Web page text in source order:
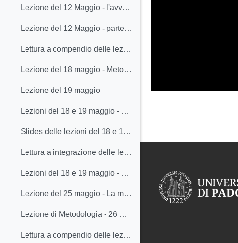
Lezione del 12 Maggio - l'avvocato e la negoziazione, parte 1 - dialogo con i professionisti II
Lezione del 12 Maggio - parte II - L'avvocato e la negoziazione
Lettura a compendio delle lezioni del 11 e 12 maggio sul Negoziato
Lezione del 18 maggio - Metodologia del Diritto
Lezione del 19 maggio
Lezioni del 18 e 19 maggio - Lettura: Analisi del Conflitto tratta da "Concordare la Norma"
Slides delle lezioni del 18 e 19 maggio
Lettura a integrazione delle lezioni del 18 e 19 maggio (facoltativa)
Lezioni del 18 e 19 maggio - breve silloge
Lezione del 25 maggio - La mediazione alla Scuola di Socrate
Lezione di Metodologia - 26 Maggio - La mediazione alla scuola di Socrate II
Lettura a compendio delle lezioni del 25 e 26 - Dialogo orientato al consenso